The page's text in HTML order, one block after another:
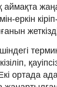
еркін
ортада